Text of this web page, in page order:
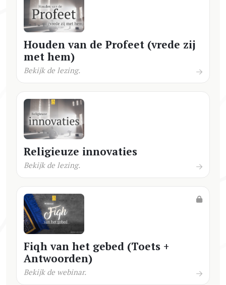
Houden van de Profeet (vrede zij
met hem)
Bekijk de lezing.
Religieuze innovaties
Bekijk de lezing.
Fiqh van het gebed (Toets +
Antwoorden)
Bekijk de webinar.